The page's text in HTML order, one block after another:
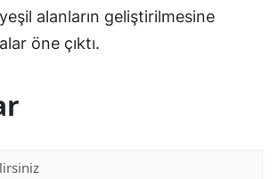
alanların geliştirilmesine
öne çıktı.